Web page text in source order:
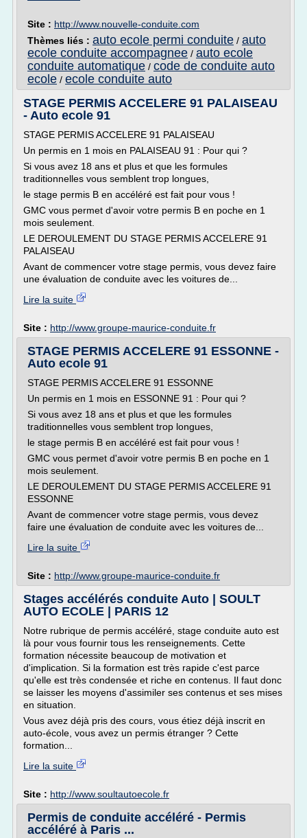
Site : http://www.nouvelle-conduite.com
Thèmes liés : auto ecole permi conduite / auto
ecole conduite accompagnee / auto ecole
conduite automatique / code de conduite auto
ecole / ecole conduite auto
STAGE PERMIS ACCELERE 91 PALAISEAU
- Auto ecole 91
STAGE PERMIS ACCELERE 91 PALAISEAU
Un permis en 1 mois en PALAISEAU 91 : Pour qui ?
Si vous avez 18 ans et plus et que les formules
traditionnelles vous semblent trop longues,
le stage permis B en accéléré est fait pour vous !
GMC vous permet d'avoir votre permis B en poche en 1
mois seulement.
LE DEROULEMENT DU STAGE PERMIS ACCELERE 91
PALAISEAU
Avant de commencer votre stage permis, vous devez faire
une évaluation de conduite avec les voitures de...
Lire la suite
Site : http://www.groupe-maurice-conduite.fr
STAGE PERMIS ACCELERE 91 ESSONNE -
Auto ecole 91
STAGE PERMIS ACCELERE 91 ESSONNE
Un permis en 1 mois en ESSONNE 91 : Pour qui ?
Si vous avez 18 ans et plus et que les formules
traditionnelles vous semblent trop longues,
le stage permis B en accéléré est fait pour vous !
GMC vous permet d'avoir votre permis B en poche en 1
mois seulement.
LE DEROULEMENT DU STAGE PERMIS ACCELERE 91
ESSONNE
Avant de commencer votre stage permis, vous devez
faire une évaluation de conduite avec les voitures de...
Lire la suite
Site : http://www.groupe-maurice-conduite.fr
Stages accélérés conduite Auto | SOULT
AUTO ECOLE | PARIS 12
Notre rubrique de permis accéléré, stage conduite auto est
là pour vous fournir tous les renseignements. Cette
formation nécessite beaucoup de motivation et
d'implication. Si la formation est très rapide c'est parce
qu'elle est très condensée et riche en contenus. Il faut donc
se laisser les moyens d'assimiler ses contenus et ses mises
en situation.
Vous avez déjà pris des cours, vous étiez déjà inscrit en
auto-école, vous avez un permis étranger ? Cette
formation...
Lire la suite
Site : http://www.soultautoecole.fr
Permis de conduite accéléré - Permis
accéléré à Paris ...